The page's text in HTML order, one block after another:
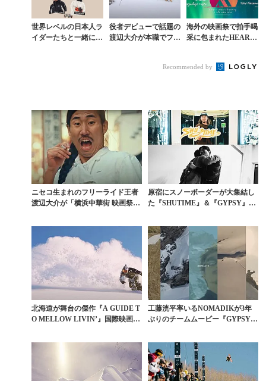
世界レベルの日本人ラ
イダーたちと一緒に滑
役者デビューで話題の
渡辺大介が本職でフリ
海外の映画祭で拍手喝
采に包まれたHEART
Recommended by
ニセコ生まれのフリーライド王者
渡辺大介が「横浜中華街 映画祭」
原宿にスノーボーダーが大集結し
た『SHUTIME』＆『GYPSY』上
北海道が舞台の傑作『A GUIDE T
O MELLOW LIVIN’』国際映画
工藤洸平率いるNOMADIKが3年
ぶりのチームムービー『GYPSY I